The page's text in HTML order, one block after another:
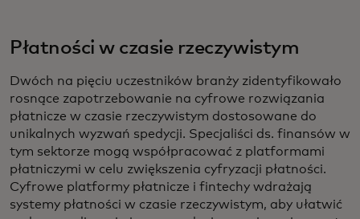
Płatności w czasie rzeczywistym
Dwóch na pięciu uczestników branży zidentyfikowało
rosnące zapotrzebowanie na cyfrowe rozwiązania
płatnicze w czasie rzeczywistym dostosowane do
unikalnych wyzwań spedycji. Specjaliści ds. finansów w
tym sektorze mogą współpracować z platformami
płatniczymi w celu zwiększenia cyfryzacji płatności.
Cyfrowe platformy płatnicze i fintechy wdrażają
systemy płatności w czasie rzeczywistym, aby ułatwić